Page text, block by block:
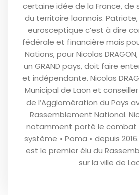
certaine idée de la France, de
du territoire laonnois.
eurosceptique c’est à dire
fédérale et financière mais
Nations, pour Nicolas
un GRAND pays, doit faire
et indépendante. Nicolas
Municipal de Laon et
de l’Agglomération du Pays
Rassemblement National.
notamment porté le combat
système « Poma » depuis
est le premier élu du
sur la ville de